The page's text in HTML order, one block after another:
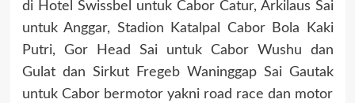
di Hotel Swissbel untuk Cabor Catur, Arkilaus Sai
untuk Anggar, Stadion Katalpal Cabor Bola Kaki
Putri, Gor Head Sai untuk Cabor Wushu dan
Gulat dan Sirkut Fregeb Waninggap Sai Gautak
untuk Cabor bermotor yakni road race dan motor